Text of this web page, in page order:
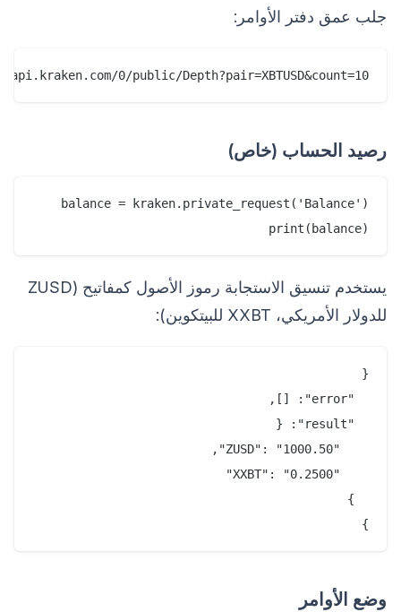
جلب عمق دفتر الأوامر:
0/public/Depth?pair=XBTUSD&count=10"
رصيد الحساب (خاص)
print(balance)
يستخدم تنسيق الاستجابة رموز الأصول كمفاتيح (ZUSD
للدولار الأمريكي، XXBT للبيتكوين):
}
وضع الأوامر